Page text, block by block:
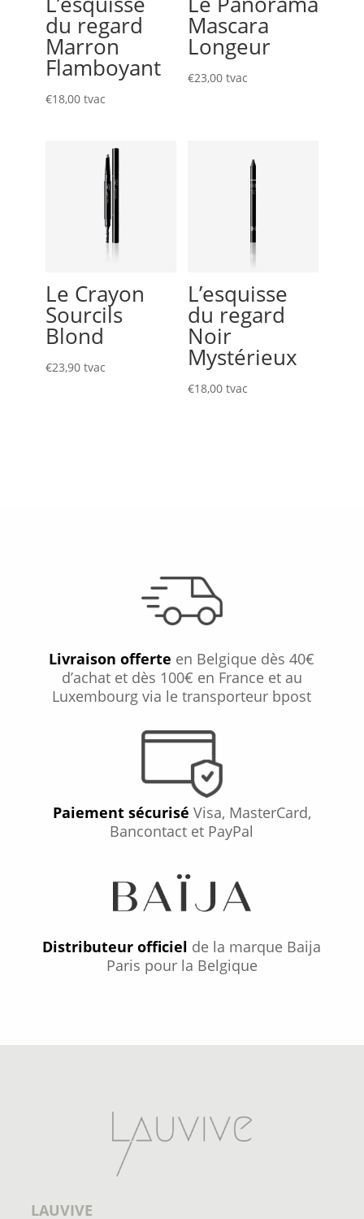
du regard
Marron
Flamboyant
€18,00 tvac
Mascara
Longeur
€23,00 tvac
Le Crayon
Sourcils
Blond
€23,90 tvac
L’esquisse
du regard
Noir
Mystérieux
€18,00 tvac
Livraison offerte en Belgique dès 40€
d’achat et dès 100€ en France et au
Luxembourg via le transporteur bpost
Paiement sécurisé Visa, MasterCard,
Bancontact et PayPal
Distributeur officiel de la marque Baija
Paris pour la Belgique
LAUVIVE